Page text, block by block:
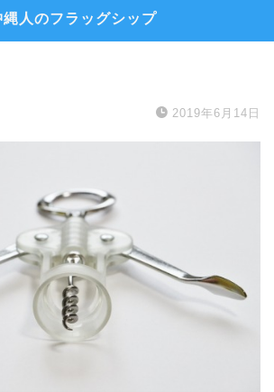
縄人のフラッグシップ
2019年6月14日